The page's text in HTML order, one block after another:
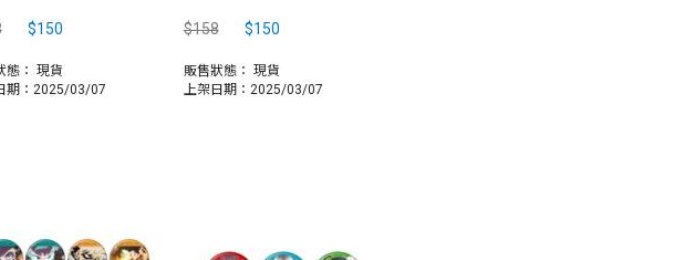
$150
態： 現貨
期：2025/03/07
$158 $150
販售狀態： 現貨
上架日期：2025/03/07